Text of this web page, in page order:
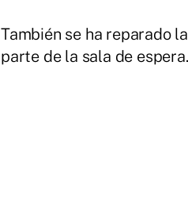
También se ha reparado
parte de la sala de espera.